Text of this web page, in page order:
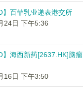
】百菲乳业递表港交所
24日 下午5:36
】海西新药[2637.HK]脑瘤
16日 下午3:50